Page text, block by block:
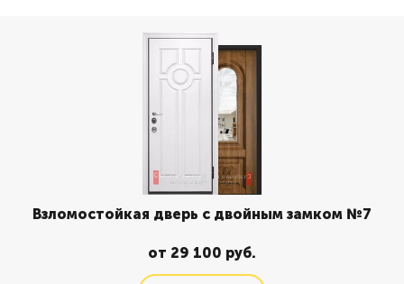
Взломостойкая дверь с двойным замком №7
от 29 100 руб.